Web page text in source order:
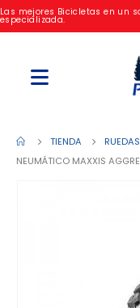
Las mejores Bicicletas en un
especializada.
TIENDA RUEDAS
NEUMÁTICO MAXXIS